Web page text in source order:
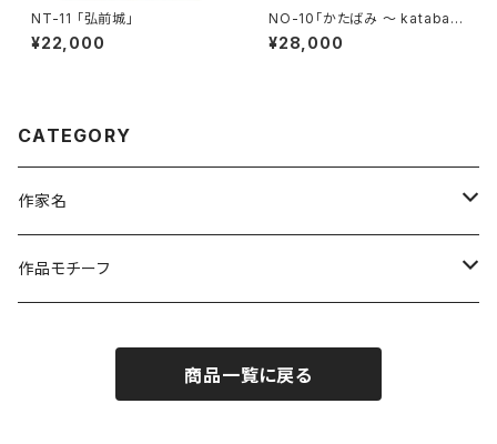
NT-11 「弘前城」
¥22,000
NO-10「かたばみ 〜 katabam
i」
¥28,000
CATEGORY
作家名
杉山 修 （木版画）
小沼隆一郎（リトグラフ）
作品モチーフ
風景画（福島）
商品一覧に戻る